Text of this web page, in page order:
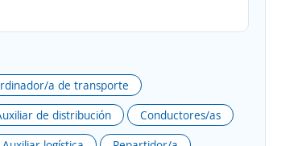
a de transporte
de distribución
Conductores/as